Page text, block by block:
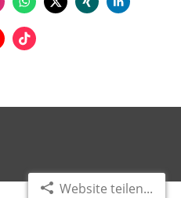
Website teilen...